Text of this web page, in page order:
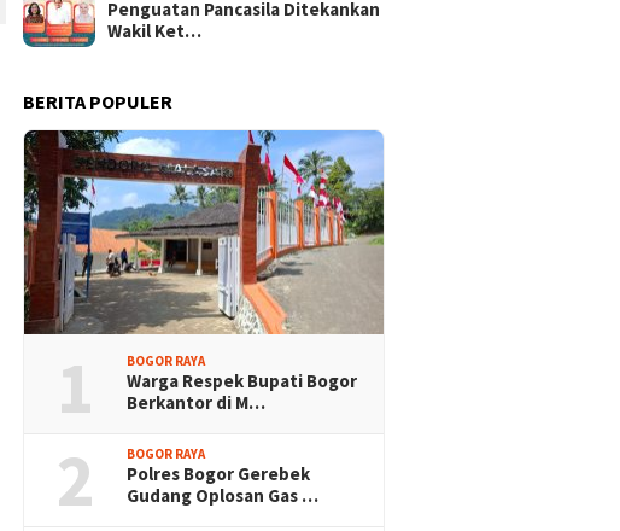
Penguatan Pancasila Ditekankan
Wakil Ket…
BERITA POPULER
1 BOGOR RAYA
Warga Respek Bupati Bogor
Berkantor di M…
2 BOGOR RAYA
Polres Bogor Gerebek
Gudang Oplosan Gas …